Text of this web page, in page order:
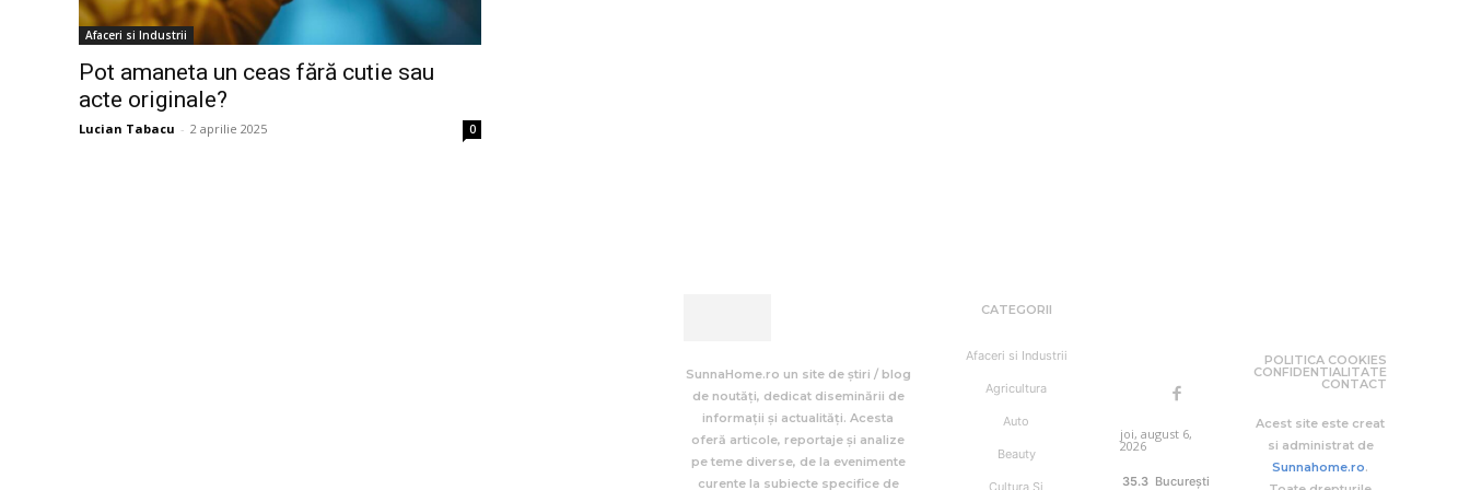
Afaceri si Industrii
Pot amaneta un ceas fără cutie sau
acte originale?
Lucian Tabacu - 2 aprilie 2025 0
SunnaHome.ro un site de știri / blog
de noutăți, dedicat diseminării de
informații și actualități. Acesta
oferă articole, reportaje și analize
pe teme diverse, de la evenimente
curente la subiecte specifice de
CATEGORII
Afaceri si Industrii
Agricultura
Auto
Beauty
Cultura Si
joi, august 6,
2026
35.3 București
POLITICA COOKIES
CONFIDENTIALITATE
CONTACT
Acest site este creat
si administrat de
Sunnahome.ro.